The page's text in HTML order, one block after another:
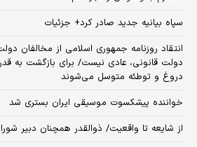
سپاه بیانیه جدید صادر کرد+ جزئیات
انتقاد روزنامه جمهوری اسلامی از مخالفان
دولت قانونی، عادی نیست/ برای بازگشت به
دروغ و توطئه متوسل می‌شوند
خواننده پیشکسوت موسیقی ایران بستری شد
از شایعه تا واقعیت/ ذوالقدر همچنان دبیر